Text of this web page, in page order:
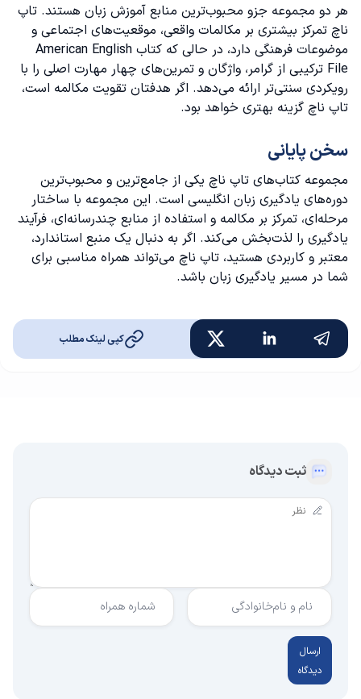
هر دو مجموعه جزو محبوب‌ترین منابع آموزش زبان هستند. تاپ
ناچ تمرکز بیشتری بر مکالمات واقعی، موقعیت‌های اجتماعی و
موضوعات فرهنگی دارد، در حالی که
کتاب American English
File ترکیبی از گرامر، واژگان و تمرین‌های چهار مهارت اصلی را با
رویکردی سنتی‌تر ارائه می‌دهد. اگر هدفتان تقویت مکالمه است،
تاپ ناچ گزینه بهتری خواهد بود.
سخن پایانی
مجموعه کتاب‌های تاپ ناچ یکی از جامع‌ترین و محبوب‌ترین
دوره‌های یادگیری زبان انگلیسی است. این مجموعه با ساختار
مرحله‌ای، تمرکز بر مکالمه و استفاده از منابع چندرسانه‌ای، فرآیند
یادگیری را لذت‌بخش می‌کند. اگر به دنبال یک منبع استاندارد،
معتبر و کاربردی هستید، تاپ ناچ می‌تواند همراه مناسبی برای
شما در مسیر یادگیری زبان باشد.
کپی لینک مطلب
ثبت دیدگاه
نام و نام‌خانوادگی شماره همراه
ارسال
دیدگاه